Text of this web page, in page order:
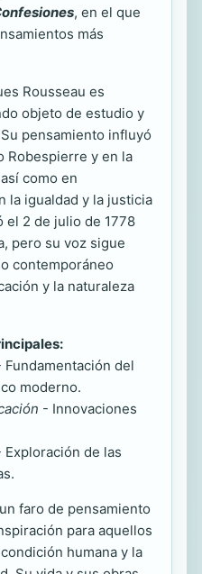
, en el que
más
Rousseau es
objeto de estudio y
pensamiento influyó
Robespierre y en la
como en
la igualdad y la justicia
el 2 de julio de 1778
pero su voz sigue
contemporáneo
y la naturaleza
Fundamentación del
moderno.
- Innovaciones
Exploración de las
faro de pensamiento
para aquellos
humana y la